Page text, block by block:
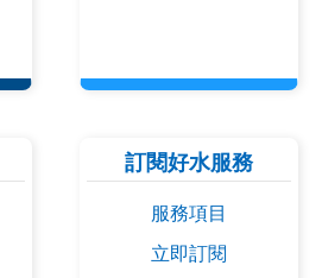
訂閱好水服務
服務項目
立即訂閱